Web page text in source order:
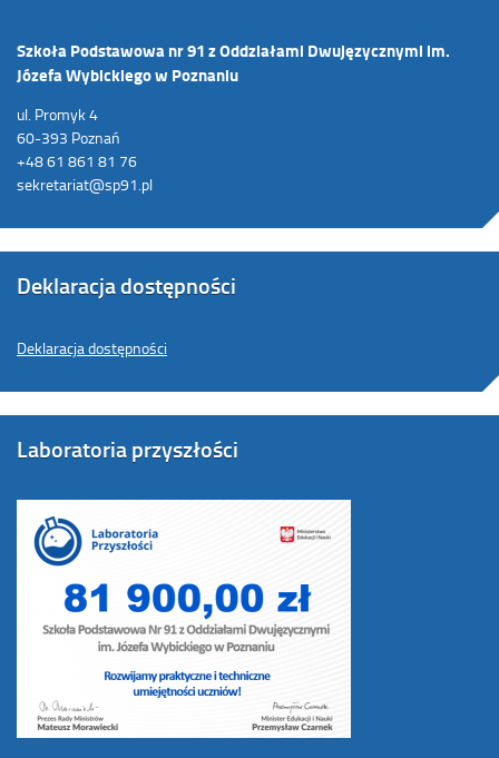
Szkoła Podstawowa nr 91 z Oddziałami Dwujęzycznymi im.
Józefa Wybickiego w Poznaniu
ul. Promyk 4
60-393 Poznań
+48 61 861 81 76
sekretariat@sp91.pl
Deklaracja dostępności
Deklaracja dostępności
Laboratoria przyszłości